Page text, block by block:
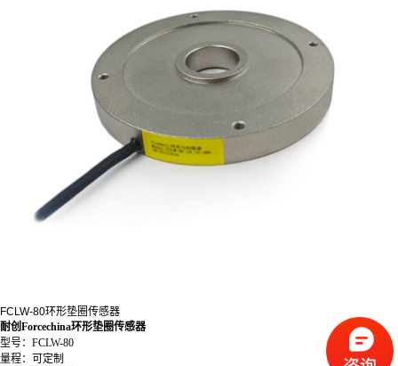
FCLW-80环形垫圈传感器
耐创Forcechina环形垫圈传感器
型号：FCLW-80
量程：可定制